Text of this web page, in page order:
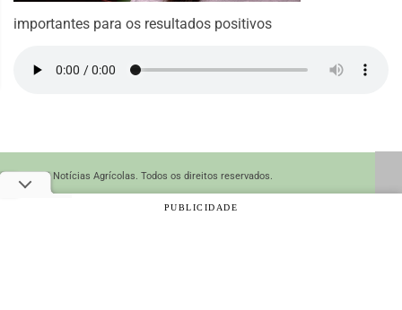
importantes para os resultados positivos
© 2026 Notícias Agrícolas. Todos os direitos reservados.
PUBLICIDADE